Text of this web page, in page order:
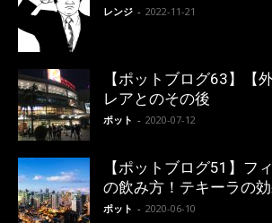
レンジ - 2022-11-21
【ポットブログ63】
レアとのその後
ポット - 2020-07-12
【ポットブログ51】フ
の飲み方！テキーラの
ポット - 2020-06-10